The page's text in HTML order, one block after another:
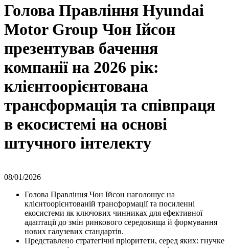
Голова Правління Hyundai
Motor Group Чон Ійсон
презентував бачення
компанії на 2026 рік:
клієнтоорієнтована
трансформація та співпраця
в екосистемі на основі
штучного інтелекту
08/01/2026
Голова Правління Чон Ійсон наголошує на
клієнтоорієнтованій трансформації та посиленні
екосистеми як ключових чинниках для ефективної
адаптації до змін ринкового середовища й формування
нових галузевих стандартів.
Представлено стратегічні пріоритети, серед яких: гнучке